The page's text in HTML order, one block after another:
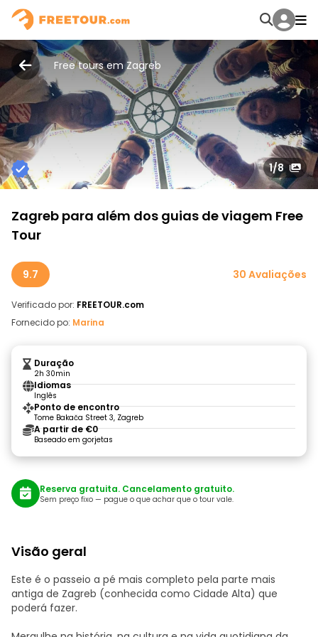
Free tours em Zagreb
1/8
Zagreb para além dos guias de viagem Free
Tour
9.7 30 Avaliações
Verificado por: FREETOUR.com
Fornecido po: Marina
Duração
2h 30min
Idiomas
Inglês
Ponto de encontro
Tome Bakača Street 3, Zagreb
A partir de €0
Baseado em gorjetas
Reserva gratuita. Cancelamento gratuito.
Sem preço fixo — pague o que achar que o tour vale.
Visão geral
Este é o passeio a pé mais completo pela parte mais
antiga de Zagreb (conhecida como Cidade Alta) que
poderá fazer.